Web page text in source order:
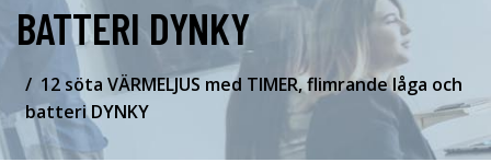
BATTERI DYNKY
12 söta VÄRMELJUS med TIMER, flimrande låga och
batteri DYNKY